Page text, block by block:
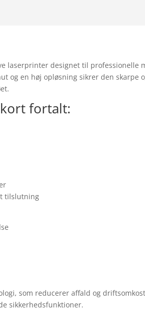
laserprinter designet til
og en høj opløsning sikrer den skarpe
kort fortalt:
tilslutning
som reducerer affald og
sikkerhedsfunktioner.